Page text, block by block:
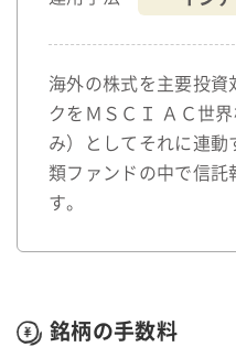
海外の株式を主要投資
クをＭＳＣＩ ＡＣ世
み）としてそれに連動
類ファンドの中で信託
す。
銘柄の手数料